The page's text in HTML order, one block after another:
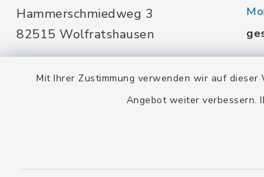
Mit Ihrer Zustimmung verwenden wir auf
Angebot weiter verbessern.
Hammerschmiedweg 3
82515 Wolfratshausen
info-
buecherei@wolfratshausen.de